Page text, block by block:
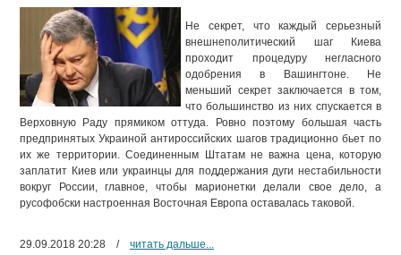
Не секрет, что каждый серьезный
внешнеполитический шаг Киева
проходит процедуру негласного
одобрения в Вашингтоне. Не
меньший секрет заключается в том,
что большинство из них спускается в
Верховную Раду прямиком оттуда. Ровно поэтому большая часть
предпринятых Украиной антироссийских шагов традиционно бьет по
их же территории. Соединенным Штатам не важна цена, которую
заплатит Киев или украинцы для поддержания дуги нестабильности
вокруг России, главное, чтобы марионетки делали свое дело, а
русофобски настроенная Восточная Европа оставалась таковой.
29.09.2018 20:28 / читать дальше...